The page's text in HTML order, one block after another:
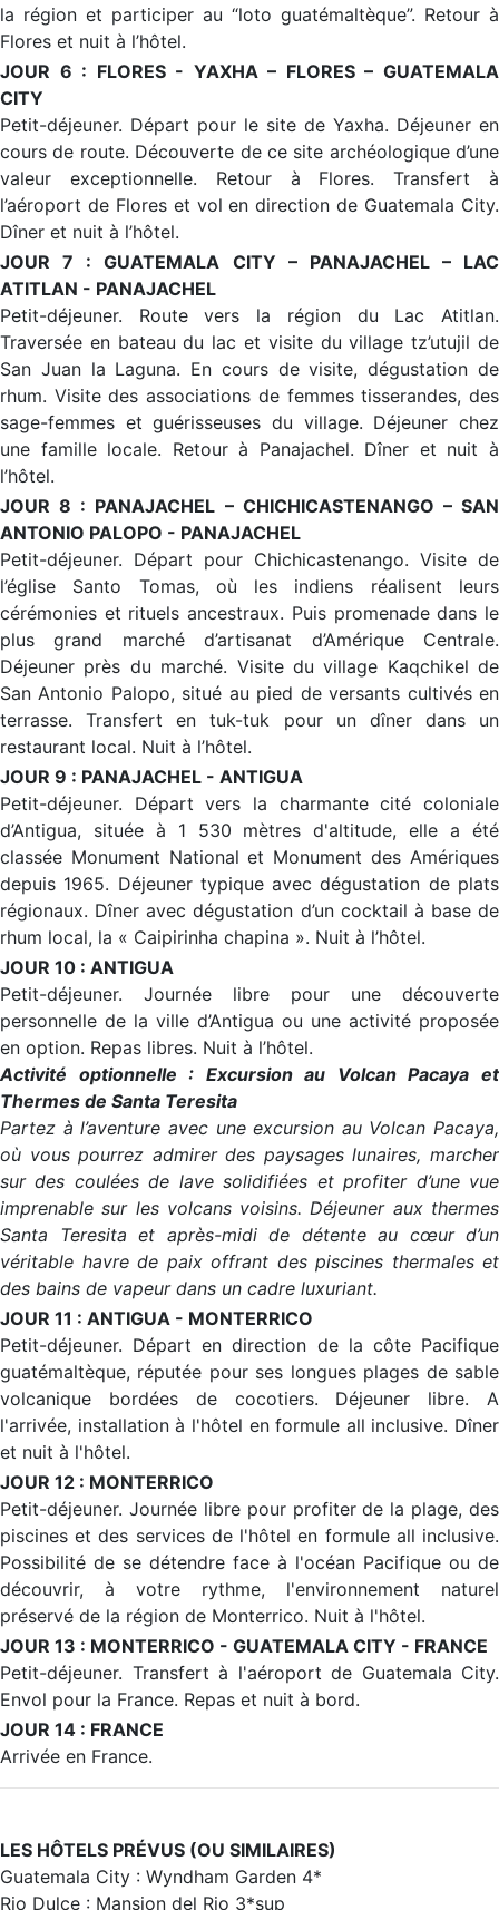
la région et participer au “loto guatémaltèque”. Retour à
Flores et nuit à l’hôtel.
JOUR 6 : FLORES - YAXHA – FLORES – GUATEMALA
CITY
Petit-déjeuner. Départ pour le site de Yaxha. Déjeuner en
cours de route. Découverte de ce site archéologique d’une
valeur exceptionnelle. Retour à Flores. Transfert à
l’aéroport de Flores et vol en direction de Guatemala City.
Dîner et nuit à l’hôtel.
JOUR 7 : GUATEMALA CITY – PANAJACHEL – LAC
ATITLAN - PANAJACHEL
Petit-déjeuner. Route vers la région du Lac Atitlan.
Traversée en bateau du lac et visite du village tz’utujil de
San Juan la Laguna. En cours de visite, dégustation de
rhum. Visite des associations de femmes tisserandes, des
sage-femmes et guérisseuses du village. Déjeuner chez
une famille locale. Retour à Panajachel. Dîner et nuit à
l’hôtel.
JOUR 8 : PANAJACHEL – CHICHICASTENANGO – SAN
ANTONIO PALOPO - PANAJACHEL
Petit-déjeuner. Départ pour Chichicastenango. Visite de
l’église Santo Tomas, où les indiens réalisent leurs
cérémonies et rituels ancestraux. Puis promenade dans le
plus grand marché d’artisanat d’Amérique Centrale.
Déjeuner près du marché. Visite du village Kaqchikel de
San Antonio Palopo, situé au pied de versants cultivés en
terrasse. Transfert en tuk-tuk pour un dîner dans un
restaurant local. Nuit à l’hôtel.
JOUR 9 : PANAJACHEL - ANTIGUA
Petit-déjeuner. Départ vers la charmante cité coloniale
d’Antigua, située à 1 530 mètres d'altitude, elle a été
classée Monument National et Monument des Amériques
depuis 1965. Déjeuner typique avec dégustation de plats
régionaux. Dîner avec dégustation d’un cocktail à base de
rhum local, la « Caipirinha chapina ». Nuit à l’hôtel.
JOUR 10 : ANTIGUA
Petit-déjeuner. Journée libre pour une découverte
personnelle de la ville d’Antigua ou une activité proposée
en option. Repas libres. Nuit à l’hôtel.
Activité optionnelle : Excursion au Volcan Pacaya et
Thermes de Santa Teresita
Partez à l’aventure avec une excursion au Volcan Pacaya,
où vous pourrez admirer des paysages lunaires, marcher
sur des coulées de lave solidifiées et profiter d’une vue
imprenable sur les volcans voisins. Déjeuner aux thermes
Santa Teresita et après-midi de détente au cœur d’un
véritable havre de paix offrant des piscines thermales et
des bains de vapeur dans un cadre luxuriant.
JOUR 11 : ANTIGUA - MONTERRICO
Petit-déjeuner. Départ en direction de la côte Pacifique
guatémaltèque, réputée pour ses longues plages de sable
volcanique bordées de cocotiers. Déjeuner libre. A
l'arrivée, installation à l'hôtel en formule all inclusive. Dîner
et nuit à l'hôtel.
JOUR 12 : MONTERRICO
Petit-déjeuner. Journée libre pour profiter de la plage, des
piscines et des services de l'hôtel en formule all inclusive.
Possibilité de se détendre face à l'océan Pacifique ou de
découvrir, à votre rythme, l'environnement naturel
préservé de la région de Monterrico. Nuit à l'hôtel.
JOUR 13 : MONTERRICO - GUATEMALA CITY - FRANCE
Petit-déjeuner. Transfert à l'aéroport de Guatemala City.
Envol pour la France. Repas et nuit à bord.
JOUR 14 : FRANCE
Arrivée en France.
LES HÔTELS PRÉVUS (OU SIMILAIRES)
Guatemala City : Wyndham Garden 4*
Rio Dulce : Mansion del Rio 3*sup